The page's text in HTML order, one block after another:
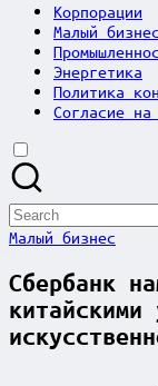
Корпорации
Малый бизнес
Энергетика
Политика
Согласие на
Search
for:
Posted
Малый бизнес
Сбербанк
китайскими